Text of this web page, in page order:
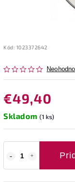
Kód: 1023372642
€49,40
Skladom (1 ks)